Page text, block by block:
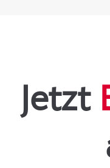
Jetzt